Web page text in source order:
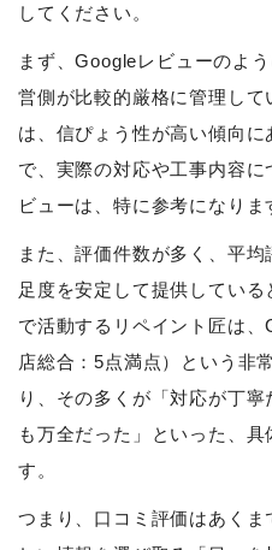
してください。
まず、Googleレビューのよ
営側が比較的厳格に管理し
は、信ぴょう性が高い傾向
で、実際の対応や工事内容
ビューは、特に参考になりま
また、評価件数が多く、平
足度を安定して提供してい
で活動するリペイント匠は
店総合：5点満点）という非
り、その多くが「対応が丁
も万全だった」といった、
す。
つまり、口コミ評価はあく